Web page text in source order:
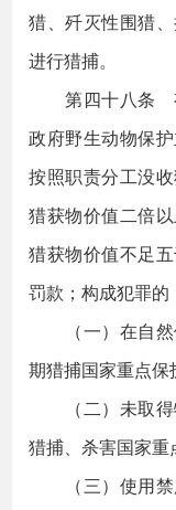
猎、歼灭性围猎
进行猎捕。
第四十八条 有
政府野生动物保
按照职责分工没
猎获物价值二倍
猎获物价值不足
罚款；构成犯罪的
（一）在自然
期猎捕国家重点保
（二）未取得
猎捕、杀害国家重
（三）使用禁